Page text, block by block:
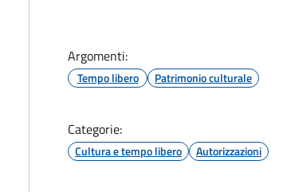
Argomenti:
Tempo libero Patrimonio culturale
Categorie:
Cultura e tempo libero Autorizzazioni